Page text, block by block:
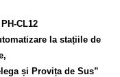
CL12
la stațiile de
și Provița de Sus”